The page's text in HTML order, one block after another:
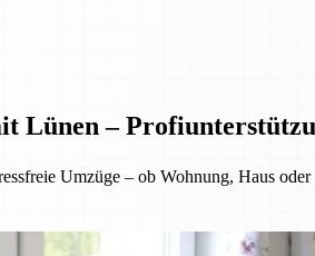
Lünen –
Umzüge – ob Wohnung, Haus